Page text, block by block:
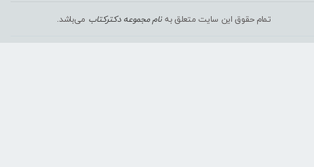
تمام حقوق این سایت متعلق بهنام مجموعه دکترکتاب می‌باشد.